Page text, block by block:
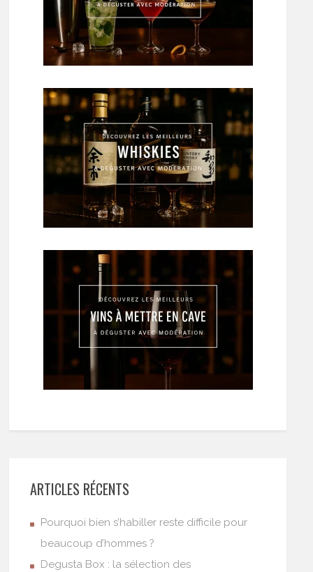
ARTICLES RÉCENTS
Pourquoi bien s’habiller reste difficile pour
beaucoup d’hommes ?
Degusta Box : la sélection des